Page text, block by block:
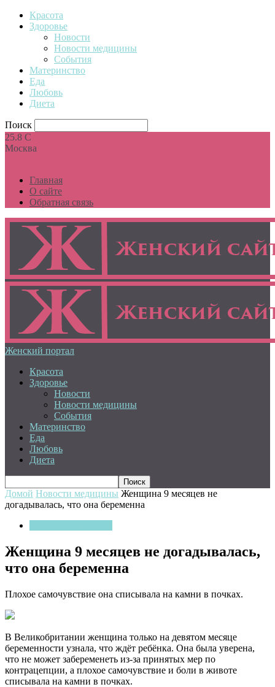
Красота
Здоровье
Новости
Новости медицины
События
Материнство
Еда
Любовь
Диета
Поиск
25.8 C
Москва
Главная
О сайте
Обратная связь
Женский портал
Красота
Здоровье
Новости
Новости медицины
События
Материнство
Еда
Любовь
Диета
Домой Новости медицины Женщина 9 месяцев не
догадывалась, что она беременна
Женщина 9 месяцев не догадывалась,
что она беременна
Плохое самочувствие она списывала на камни в почках.
В Великобритании женщина только на девятом месяце
беременности узнала, что ждёт ребёнка. Она была уверена,
что не может забеременеть из-за принятых мер по
контрацепции, а плохое самочувствие и боли в животе
списывала на камни в почках.